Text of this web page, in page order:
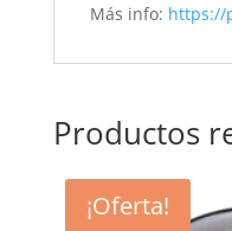
Más info: https://
Productos
¡Oferta!